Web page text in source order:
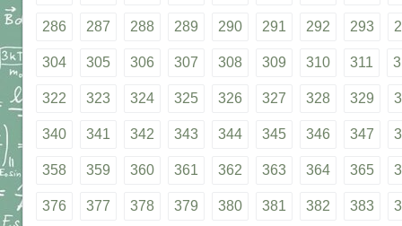
286 287 288 289 290 291 292 293
304 305 306 307 308 309 310 311
322 323 324 325 326 327 328 329
340 341 342 343 344 345 346 347
358 359 360 361 362 363 364 365
376 377 378 379 380 381 382 383